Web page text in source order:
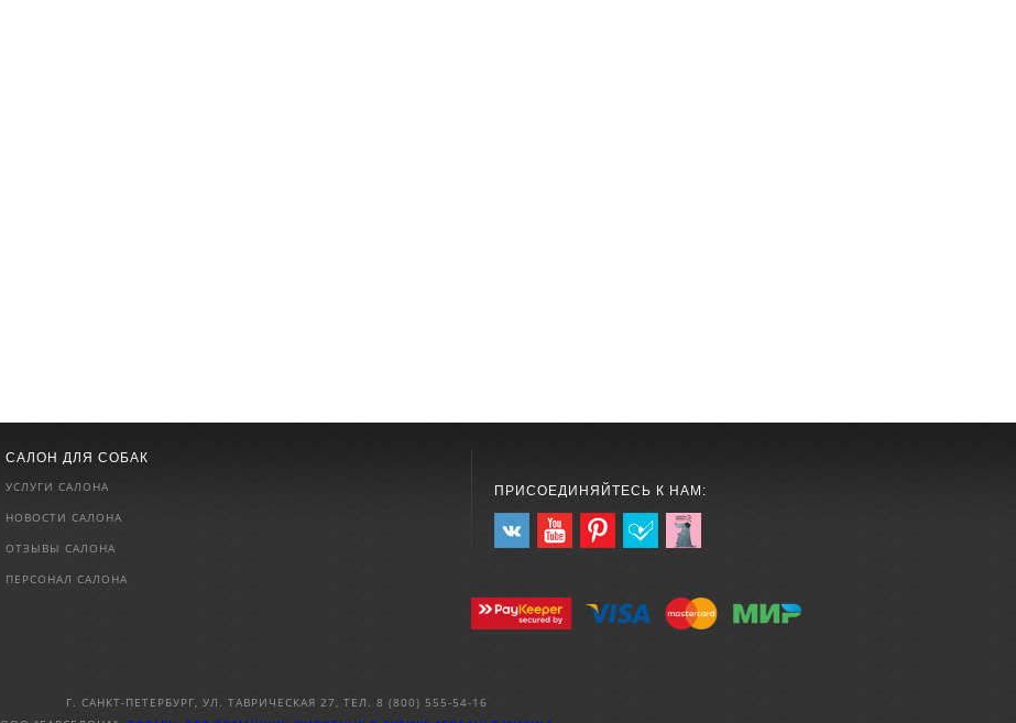
САЛОН ДЛЯ СОБАК
УСЛУГИ САЛОНА
НОВОСТИ САЛОНА
ОТЗЫВЫ САЛОНА
ПЕРСОНАЛ САЛОНА
ПРИСОЕДИНЯЙТЕСЬ К НАМ:
Г. САНКТ-ПЕТЕРБУРГ, УЛ. ТАВРИЧЕСКАЯ 27, ТЕЛ. 8 (800) 555-54-16